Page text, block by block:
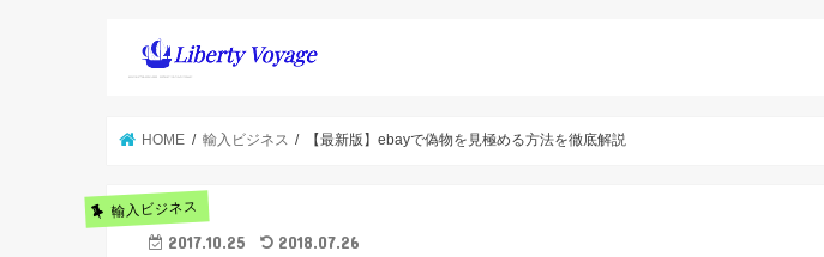
HOME 輸入ビジネス 【最新版】ebayで偽物を見極める方法を徹底解説
輸入ビジネス
2017.10.25 2018.07.26